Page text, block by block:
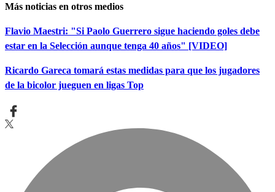
Más noticias en otros medios
Flavio Maestri: "Si Paolo Guerrero sigue haciendo goles debe
estar en la Selección aunque tenga 40 años" [VIDEO]
Ricardo Gareca tomará estas medidas para que los jugadores
de la bicolor jueguen en ligas Top